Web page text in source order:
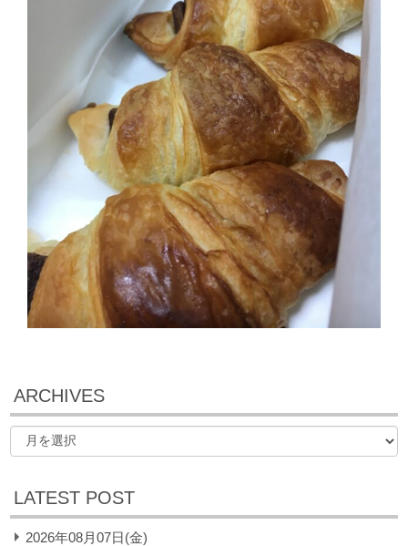
ARCHIVES
LATEST POST
2026年08月07日(金)